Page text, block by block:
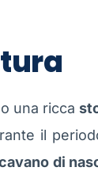
una ricca
il
di